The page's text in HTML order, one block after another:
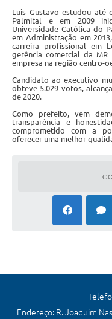
Luis Gustavo estudou até
Palmital e em 2009
Universidade Católica do
em Administração em
carreira profissional em
gerência comercial da MR
empresa na região centro-
Candidato ao executivo
obteve 5.029 votos,
de 2020.
Como prefeito, vem
transparência e
comprometido com a
oferecer uma melhor
Endereço: R. Joaquim